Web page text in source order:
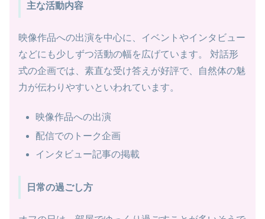
主な活動内容
映像作品への出演を中心に、イベントやインタビュー
などにも少しずつ活動の幅を広げています。 対話形
式の企画では、素直な受け答えが好評で、自然体の魅
力が伝わりやすいといわれています。
映像作品への出演
配信でのトーク企画
インタビュー記事の掲載
日常の過ごし方